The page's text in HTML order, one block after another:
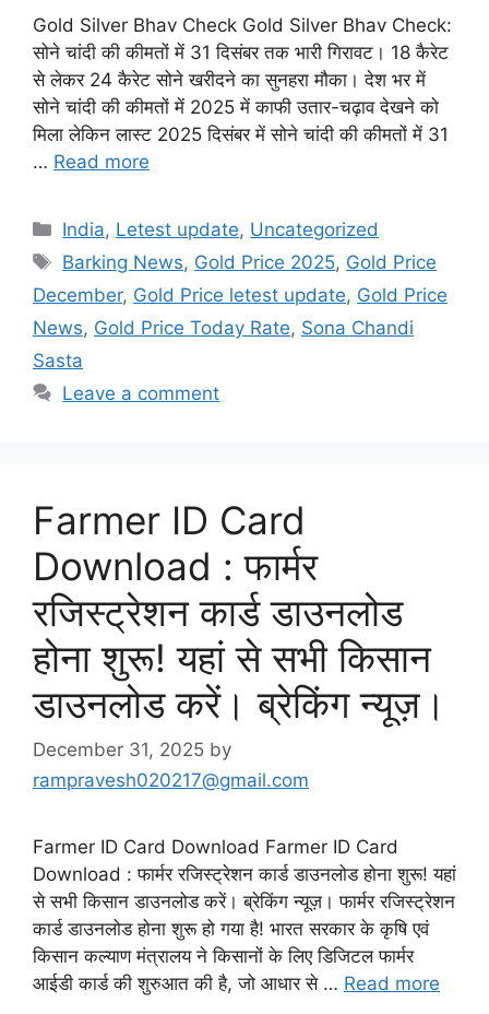
Gold Silver Bhav Check Gold Silver Bhav Check:
सोने चांदी की कीमतों में 31 दिसंबर तक भारी गिरावट। 18 कैरेट
से लेकर 24 कैरेट सोने खरीदने का सुनहरा मौका। देश भर में
सोने चांदी की कीमतों में 2025 में काफी उतार-चढ़ाव देखने को
मिला लेकिन लास्ट 2025 दिसंबर में सोने चांदी की कीमतों में 31
… Read more
Categories
India, Letest update, Uncategorized
Tags
Barking News, Gold Price 2025, Gold Price
December, Gold Price letest update, Gold Price
News, Gold Price Today Rate, Sona Chandi
Sasta
Leave a comment
Farmer ID Card
Download : फार्मर
रजिस्ट्रेशन कार्ड डाउनलोड
होना शुरू! यहां से सभी किसान
डाउनलोड करें। ब्रेकिंग न्यूज़।
December 31, 2025 by
rampravesh020217@gmail.com
Farmer ID Card Download Farmer ID Card
Download : फार्मर रजिस्ट्रेशन कार्ड डाउनलोड होना शुरू! यहां
से सभी किसान डाउनलोड करें। ब्रेकिंग न्यूज़। फार्मर रजिस्ट्रेशन
कार्ड डाउनलोड होना शुरू हो गया है! भारत सरकार के कृषि एवं
किसान कल्याण मंत्रालय ने किसानों के लिए डिजिटल फार्मर
आईडी कार्ड की शुरुआत की है, जो आधार से … Read more